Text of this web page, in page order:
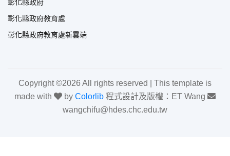
彰化縣政府
彰化縣政府教育處
彰化縣政府教育處新雲端
Copyright ©2026 All rights reserved | This template is
made with
by Colorlib 程式設計及版權：ET Wang
wangchifu@hdes.chc.edu.tw